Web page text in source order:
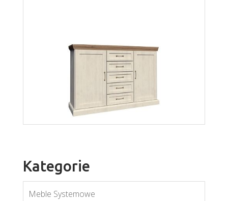
Montana LS
Więcej
Kategorie
Meble Systemowe